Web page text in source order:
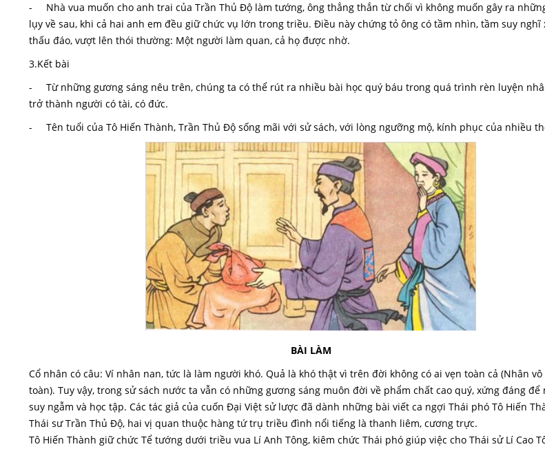
- Nhà vua muốn cho anh trai của Trần Thủ Độ làm tướng, ông thẳng thắn từ chối vì không muốn gây ra
lụy về sau, khi cả hai anh em đều giữ chức vụ lớn trong triều. Điều này chứng tỏ ông có tầm nhìn, tầm suy nghĩ
thấu đáo, vượt lên thói thường: Một người làm quan, cả họ được nhờ.
3.Kết bài
- Từ những gương sáng nêu trên, chúng ta có thể rút ra nhiều bài học quý báu trong quá trình rèn luyện
trở thành người có tài, có đức.
- Tên tuổi của Tô Hiến Thành, Trần Thủ Độ sống mãi với sử sách, với lòng ngưỡng mộ, kính phục của nhiều
BÀI LÀM
Cổ nhân có câu: Ví nhân nan, tức là làm người khó. Quả là khó thật vì trên đời không có ai vẹn toàn cả (Nhân
toàn). Tuy vậy, trong sử sách nước ta vẫn có những gương sáng muôn đời về phẩm chất cao quý, xứng đáng để
suy ngẫm và học tập. Các tác giả của cuốn Đại Việt sử lược đã dành những bài viết ca ngợi Thái phó Tô Hiến
Thái sư Trần Thủ Độ, hai vị quan thuộc hàng tứ trụ triều đình nổi tiếng là thanh liêm, cương trực.
Tô Hiến Thành giữ chức Tể tướng dưới triều vua Lí Anh Tông, kiêm chức Thái phó giúp việc cho Thái sử Lí Cao